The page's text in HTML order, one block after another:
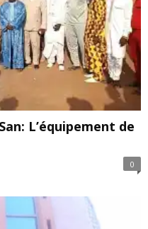
L’équipement de
0